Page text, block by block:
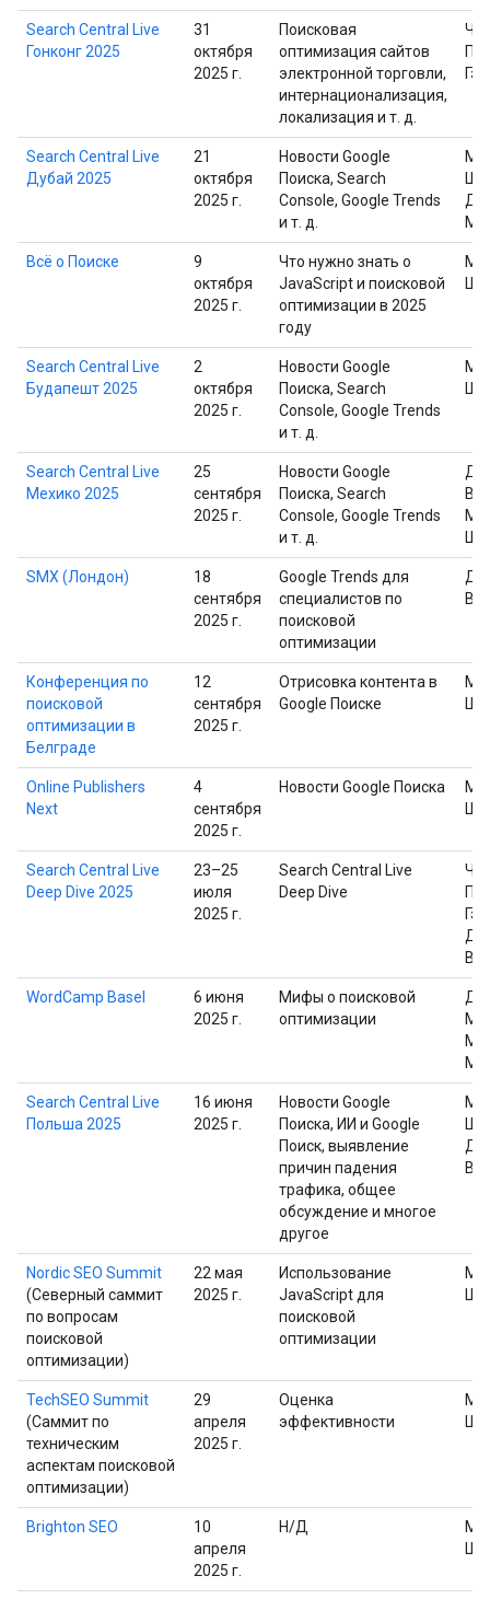
Search Central Live
Гонконг 2025
31
октября
2025 г.
Поисковая
оптимизация сайтов
электронной торговли,
интернационализация,
локализация и т. д.
Search Central Live
Дубай 2025
21
октября
2025 г.
Новости Google
Поиска, Search
Console, Google Trends
и т. д.
Всё о Поиске
9
октября
2025 г.
Что нужно знать о
JavaScript и поисковой
оптимизации в 2025
году
Search Central Live
Будапешт 2025
2
октября
2025 г.
Новости Google
Поиска, Search
Console, Google Trends
и т. д.
Search Central Live
Мехико 2025
25
сентября
2025 г.
Новости Google
Поиска, Search
Console, Google Trends
и т. д.
SMX (Лондон)
18
сентября
2025 г.
Google Trends для
специалистов по
поисковой
оптимизации
Конференция по
поисковой
оптимизации в
Белграде
12
сентября
2025 г.
Отрисовка контента в
Google Поиске
Online Publishers
Next
4
сентября
2025 г.
Новости Google Поиска
Search Central Live
Deep Dive 2025
23–25
июля
2025 г.
Search Central Live
Deep Dive
WordCamp Basel
6 июня
2025 г.
Мифы о поисковой
оптимизации
Search Central Live
Польша 2025
16 июня
2025 г.
Новости Google
Поиска, ИИ и Google
Поиск, выявление
причин падения
трафика, общее
обсуждение и многое
другое
Nordic SEO Summit
(Северный саммит
по вопросам
поисковой
оптимизации)
22 мая
2025 г.
Использование
JavaScript для
поисковой
оптимизации
TechSEO Summit
(Саммит по
техническим
аспектам поисковой
оптимизации)
29
апреля
2025 г.
Оценка
эффективности
Brighton SEO
10
апреля
2025 г.
Н/Д